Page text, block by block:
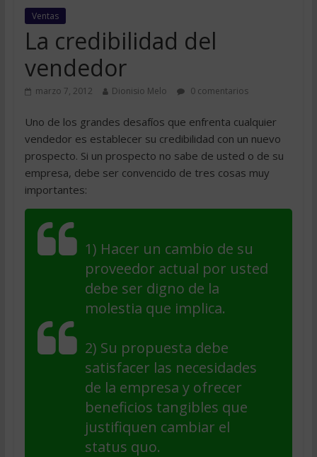
Ventas
La credibilidad del
vendedor
marzo 7, 2012 Dionisio Melo 0 comentarios
Uno de los grandes desafíos que enfrenta cualquier
vendedor es establecer su credibilidad con un nuevo
prospecto. Si un prospecto no sabe de usted o de su
empresa, debe ser convencido de tres cosas muy
importantes:
1) Hacer un cambio de su
proveedor actual por usted
debe ser digno de la
molestia que implica.
2) Su propuesta debe
satisfacer las necesidades
de la empresa y ofrecer
beneficios tangibles que
justifiquen cambiar el
status quo.